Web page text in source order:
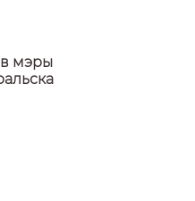
в мэры